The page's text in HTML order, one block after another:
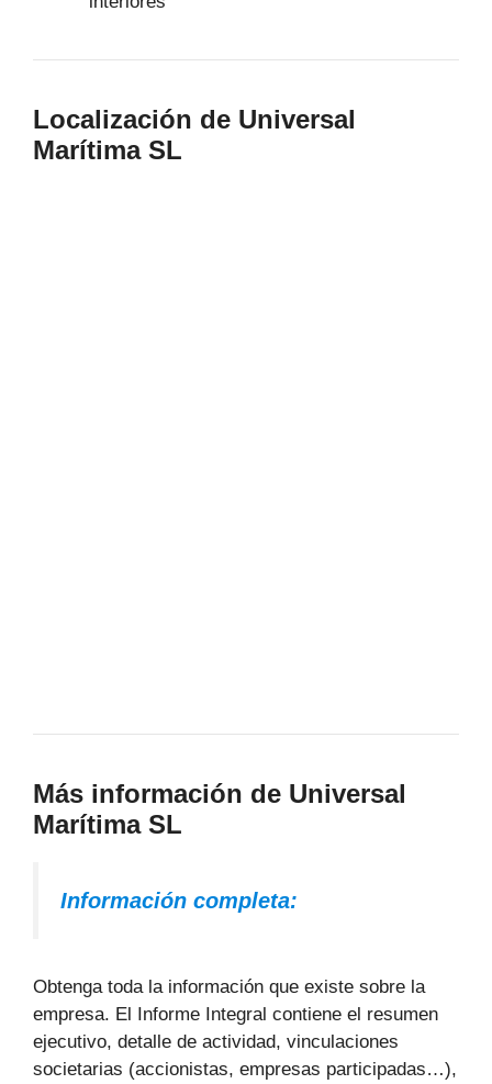
Localización de Universal
Marítima SL
Más información de Universal
Marítima SL
Información completa:
Obtenga toda la información que existe sobre la
empresa. El Informe Integral contiene el resumen
ejecutivo, detalle de actividad, vinculaciones
societarias (accionistas, empresas participadas…),